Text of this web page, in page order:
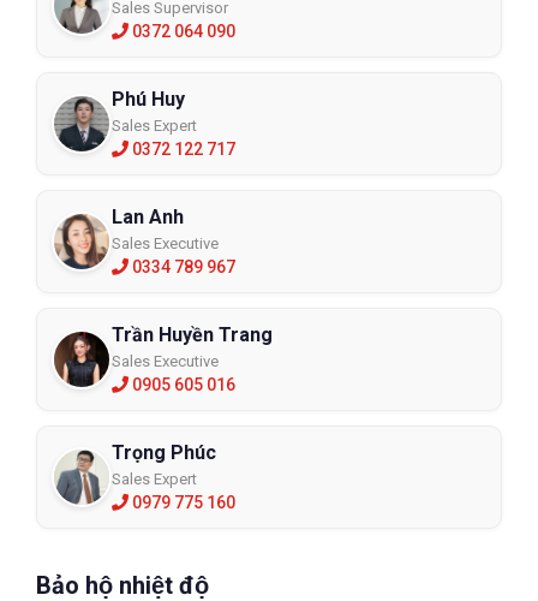
Sales Supervisor
0372 064 090
Phú Huy
Sales Expert
0372 122 717
Lan Anh
Sales Executive
0334 789 967
Trần Huyền Trang
Sales Executive
0905 605 016
Trọng Phúc
Sales Expert
0979 775 160
Bảo hộ nhiệt độ